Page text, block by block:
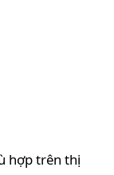
hợp trên thị